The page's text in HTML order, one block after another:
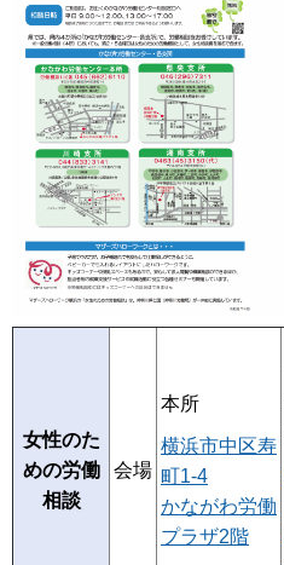
女性のた
めの労働
相談
会場
本所
横浜市中区寿
町1-4
かながわ労働
プラザ2階